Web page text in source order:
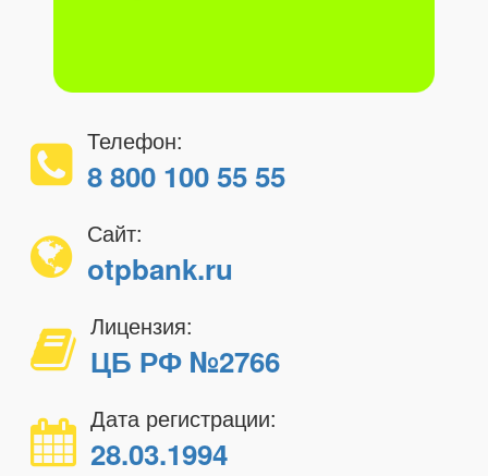
Телефон:
8 800 100 55 55
Сайт:
otpbank.ru
Лицензия:
ЦБ РФ №2766
Дата регистрации:
28.03.1994